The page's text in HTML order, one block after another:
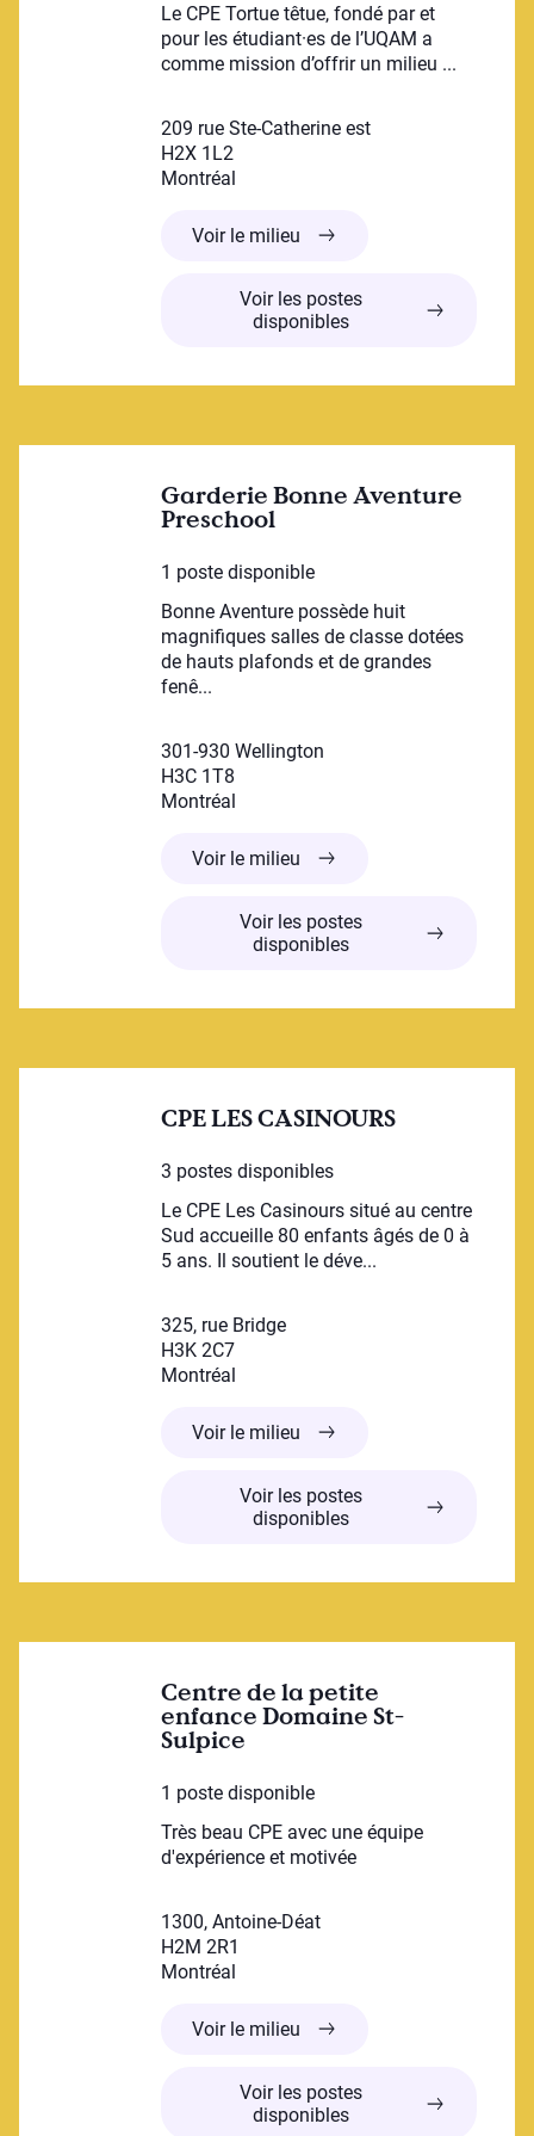
Le CPE Tortue têtue, fondé par et
pour les étudiant·es de l’UQAM a
comme mission d’offrir un milieu ...
209 rue Ste-Catherine est
H2X 1L2
Montréal
Voir le milieu CPE Tortue têtue
Voir les postes
disponibles
Garderie Bonne Aventure
Preschool
1 poste disponible
Bonne Aventure possède huit
magnifiques salles de classe dotées
de hauts plafonds et de grandes
fenê...
301-930 Wellington
H3C 1T8
Montréal
Voir le milieu Garderie Bonne Aventure
Voir les postes
disponibles
CPE LES CASINOURS
3 postes disponibles
Le CPE Les Casinours situé au centre
Sud accueille 80 enfants âgés de 0 à
5 ans. Il soutient le déve...
325, rue Bridge
H3K 2C7
Montréal
Voir le milieu CPE LES CASINOURS
Voir les postes
disponibles
Centre de la petite
enfance Domaine St-
Sulpice
1 poste disponible
Très beau CPE avec une équipe
d'expérience et motivée
1300, Antoine-Déat
H2M 2R1
Montréal
Voir le milieu Centre de la petite
Voir les postes
disponibles